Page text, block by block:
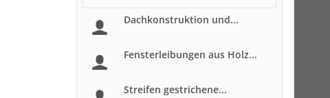
Dachkonstruktion und...
Fensterleibungen aus Holz...
Streifen gestrichene...